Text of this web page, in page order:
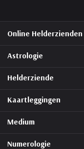
Online Helderzienden
Astrologie
Helderziende
Kaartleggingen
Medium
Numerologie